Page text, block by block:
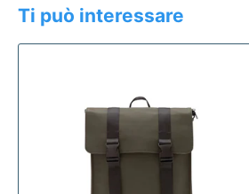
Ti può interessare